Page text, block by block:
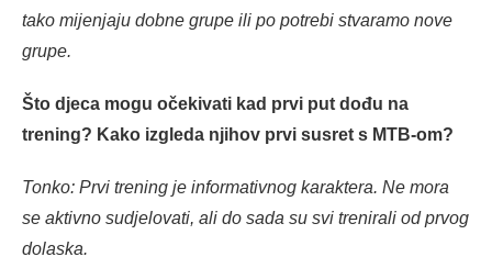
tako mijenjaju dobne grupe ili po potrebi stvaramo nove
grupe.
Što djeca mogu očekivati kad prvi put dođu na
trening? Kako izgleda njihov prvi susret s MTB-om?
Tonko: Prvi trening je informativnog karaktera. Ne mora
se aktivno sudjelovati, ali do sada su svi trenirali od prvog
dolaska.